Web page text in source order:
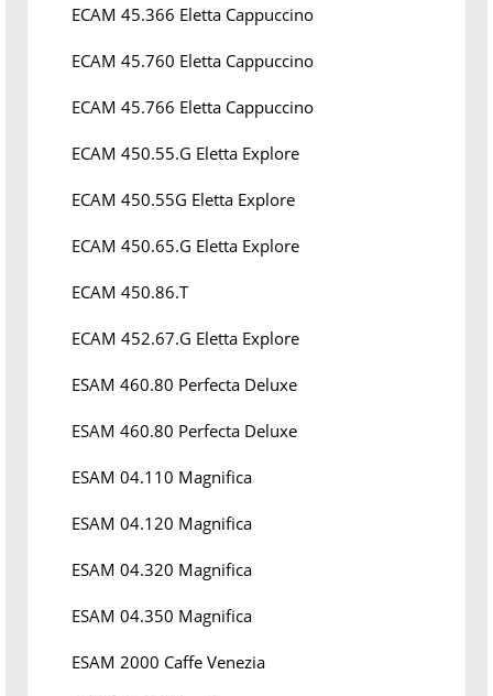
ECAM 45.366 Eletta Cappuccino
ECAM 45.760 Eletta Cappuccino
ECAM 45.766 Eletta Cappuccino
ECAM 450.55.G Eletta Explore
ECAM 450.55G Eletta Explore
ECAM 450.65.G Eletta Explore
ECAM 450.86.T
ECAM 452.67.G Eletta Explore
ESAM 460.80 Perfecta Deluxe
ESAM 460.80 Perfecta Deluxe
ESAM 04.110 Magnifica
ESAM 04.120 Magnifica
ESAM 04.320 Magnifica
ESAM 04.350 Magnifica
ESAM 2000 Caffe Venezia